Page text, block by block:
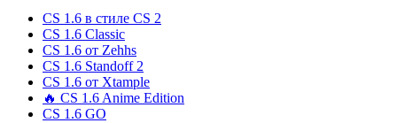
CS 1.6 в стиле CS 2
CS 1.6 Classic
CS 1.6 от Zehhs
CS 1.6 Standoff 2
CS 1.6 от Xtample
🔥 CS 1.6 Anime Edition
CS 1.6 GO